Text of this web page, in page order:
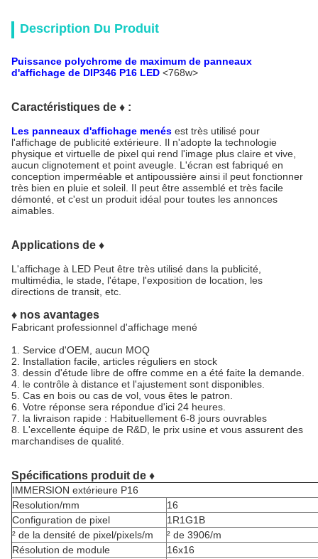
Description Du Produit
Puissance polychrome de maximum de panneaux
d'affichage de DIP346 P16 LED <768w>
Caractéristiques de ♦ :
Les panneaux d'affichage menés est très utilisé pour
l'affichage de publicité extérieure. Il n'adopte la technologie
physique et virtuelle de pixel qui rend l'image plus claire et vive,
aucun clignotement et point aveugle. L'écran est fabriqué en
conception imperméable et antipoussière ainsi il peut fonctionner
très bien en pluie et soleil. Il peut être assemblé et très facile
démonté, et c'est un produit idéal pour toutes les annonces
aimables.
Applications de ♦
L'affichage à LED Peut être très utilisé dans la publicité,
multimédia, le stade, l'étape, l'exposition de location, les
directions de transit, etc.
♦ nos avantages
Fabricant professionnel d'affichage mené
1. Service d'OEM, aucun MOQ
2. Installation facile, articles réguliers en stock
3. dessin d'étude libre de offre comme en a été faite la demande.
4. le contrôle à distance et l'ajustement sont disponibles.
5. Cas en bois ou cas de vol, vous êtes le patron.
6. Votre réponse sera répondue d'ici 24 heures.
7. la livraison rapide : Habituellement 6-8 jours ouvrables
8. L'excellente équipe de R&D, le prix usine et vous assurent des
marchandises de qualité.
Spécifications produit de ♦
IMMERSION extérieure P16
Resolution/mm
16
Configuration de pixel
1R1G1B
² de la densité de pixel/pixels/m
² de 3906/m
Résolution de module
16x16